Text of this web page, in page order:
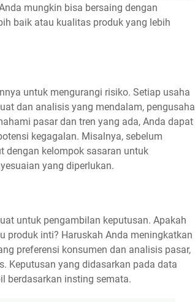
mungkin bisa bersaing dengan
baik atau kualitas produk yang lebih
untuk mengurangi risiko. Setiap usaha
dan analisis yang mendalam, pengusaha
pasar dan tren yang ada, Anda dapat
kegagalan. Misalnya, sebelum
dengan kelompok sasaran untuk
yang diperlukan.
untuk pengambilan keputusan. Apakah
produk inti? Haruskah Anda meningkatkan
preferensi konsumen dan analisis pasar,
Keputusan yang didasarkan pada data
berdasarkan insting semata.